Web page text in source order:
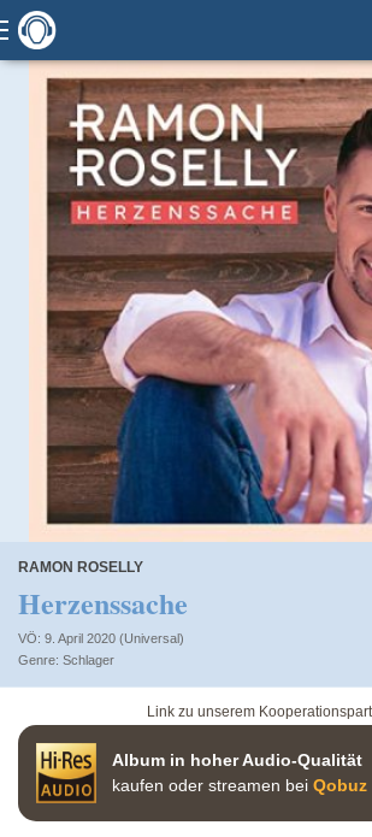
RAMON ROSELLY
Herzenssache
VÖ: 9. April 2020 (Universal)
Schlager
Link zu unserem
Album in hoher Audio-Qualität
kaufen oder streamen bei Qobuz